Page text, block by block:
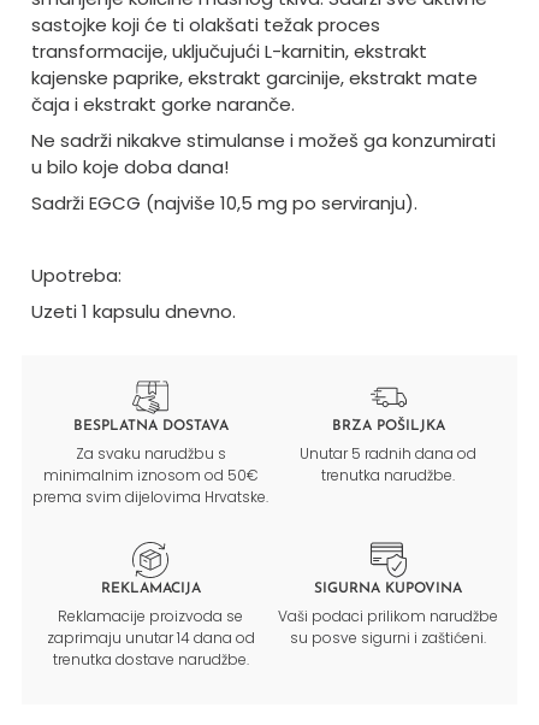
sastojke koji će ti olakšati težak proces
transformacije, uključujući L-karnitin, ekstrakt
kajenske paprike, ekstrakt garcinije, ekstrakt mate
čaja i ekstrakt gorke naranče.
Ne sadrži nikakve stimulanse i možeš ga konzumirati
u bilo koje doba dana!
Sadrži EGCG (najviše 10,5 mg po serviranju).
Upotreba:
Uzeti 1 kapsulu dnevno.
BESPLATNA DOSTAVA
Za svaku narudžbu s
minimalnim iznosom od 50€
prema svim dijelovima Hrvatske.
BRZA POŠILJKA
Unutar 5 radnih dana od
trenutka narudžbe.
REKLAMACIJA
Reklamacije proizvoda se
zaprimaju unutar 14 dana od
trenutka dostave narudžbe.
SIGURNA KUPOVINA
Vaši podaci prilikom narudžbe
su posve sigurni i zaštićeni.